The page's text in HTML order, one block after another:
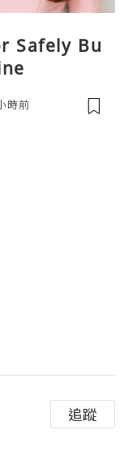
Safely Bu
時前
追蹤